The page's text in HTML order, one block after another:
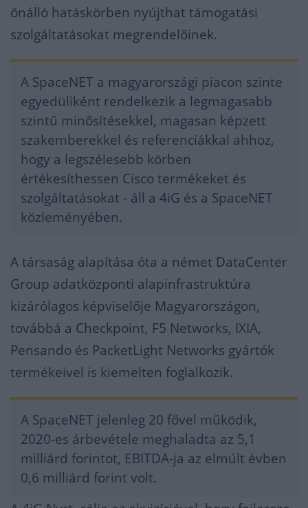
önálló hatáskörben nyújthat támogatási
szolgáltatásokat megrendelőinek.
A SpaceNET a magyarországi piacon szinte
egyedüliként rendelkezik a legmagasabb
szintű minősítésekkel, magasan képzett
szakemberekkel és referenciákkal ahhoz,
hogy a legszélesebb körben
értékesíthessen Cisco termékeket és
szolgáltatásokat - áll a 4iG és a SpaceNET
közleményében.
A társaság alapítása óta a német DataCenter
Group adatközponti alapinfrastruktúra
kizárólagos képviselője Magyarországon,
továbbá a Checkpoint, F5 Networks, IXIA,
Pensando és PacketLight Networks gyártók
termékeivel is kiemelten foglalkozik.
A SpaceNET jelenleg 20 fővel működik,
2020-es árbevétele meghaladta az 5,1
milliárd forintot, EBITDA-ja az elmúlt évben
0,6 milliárd forint volt.